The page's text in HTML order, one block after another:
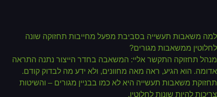
משאבות תעשייה בסביבת מפעל מחייבות תחזוקה שונה
ממשאבות מגורים?
תחזוקה התקשר אליי: המשאבה בחדר הייצור נתנה התראה
הוא הגיע, ראה מאה מחוונים, ולא ידע מה לבדוק קודם.
משאבות תעשייה היא לא כמו בבניין מגורים – והשיטות
להיות שונות לחלוטין.